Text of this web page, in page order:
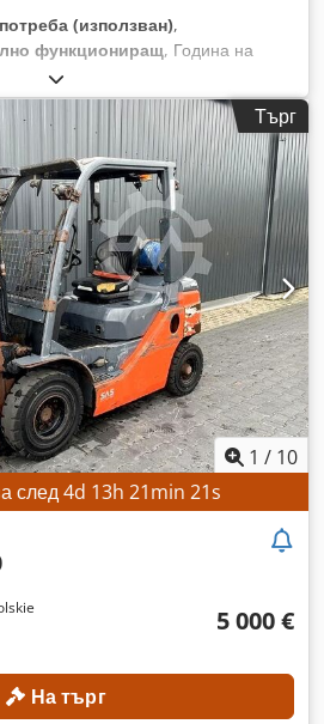
(използван),
функциониращ, Година на
на работа:
0200245029, работна
ХАРАКТЕРИСТИКИ
Задвижване: 4 × 4 ДЕТАЙЛИ ЗА
на платформата: макс. 360 кг
Amkof Максимално
макс. 200 кг Ръчна сила: макс. 400
12,5 м/с Работни часове: 387 ч.
Външна референция:
Търг
1 / 10
след4d 13h 21min 18s
5 000 €
На търг